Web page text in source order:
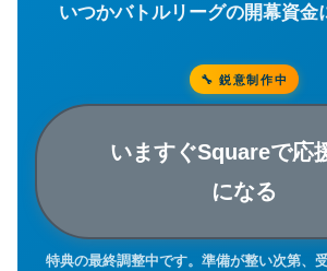
いつかバトルリーグの開幕資金
🔧 鋭意制作中
いますぐSquareで応
になる
特典の最終調整中です。準備が整い次第、